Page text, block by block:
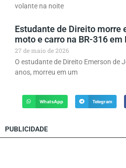
volante na noite
Estudante de Direito morre
moto e carro na BR-316 em
27 de maio de 2026
O estudante de Direito Emerson de
anos, morreu em um
WhatsApp Telegram
PUBLICIDADE